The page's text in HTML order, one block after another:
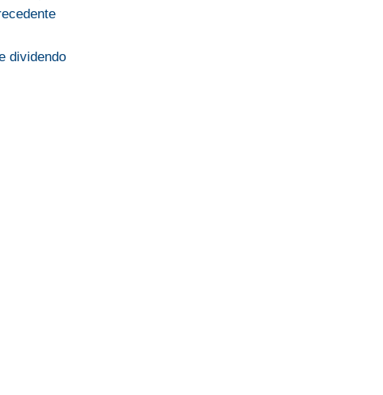
dividendo